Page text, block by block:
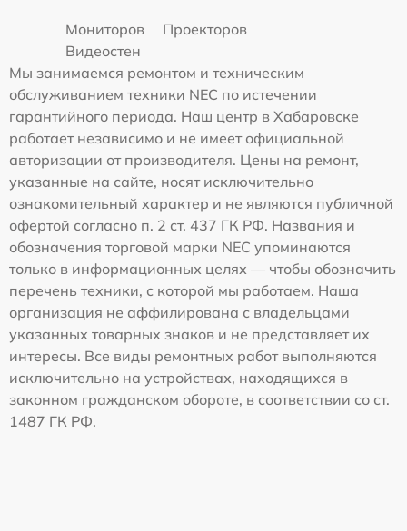
Мониторов
Проекторов
Видеостен
Мы занимаемся ремонтом и техническим
обслуживанием техники NEC по истечении
гарантийного периода. Наш центр в Хабаровске
работает независимо и не имеет официальной
авторизации от производителя. Цены на ремонт,
указанные на сайте, носят исключительно
ознакомительный характер и не являются публичной
офертой согласно п. 2 ст. 437 ГК РФ. Названия и
обозначения торговой марки NEC упоминаются
только в информационных целях — чтобы обозначить
перечень техники, с которой мы работаем. Наша
организация не аффилирована с владельцами
указанных товарных знаков и не представляет их
интересы. Все виды ремонтных работ выполняются
исключительно на устройствах, находящихся в
законном гражданском обороте, в соответствии со ст.
1487 ГК РФ.